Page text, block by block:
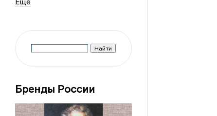
Бренды России